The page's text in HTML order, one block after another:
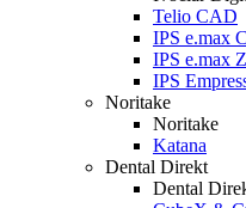
Telio CAD
IPS e.max
IPS e.max
IPS
Noritake
Noritake
Katana
Dental Direkt
Dental